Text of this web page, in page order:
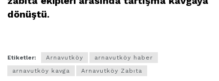
dönüştü.
Etiketler: Arnavutköy
arnavutköy haber
arnavutköy kavga
Arnavutköy Zabıta